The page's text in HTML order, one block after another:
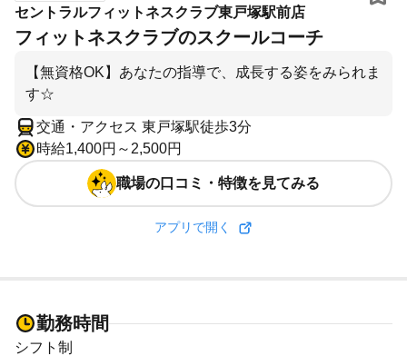
セントラルフィットネスクラブ東戸塚駅前店
フィットネスクラブのスクールコーチ
【無資格OK】あなたの指導で、成長する姿をみられま
す☆
交通・アクセス 東戸塚駅徒歩3分
時給1,400円～2,500円
職場の口コミ・特徴を見てみる
アプリで開く
勤務時間
シフト制